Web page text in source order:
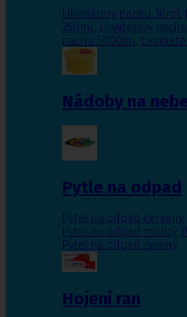
Likvidátory pachu 30ml,
250ml, Likvidátory
pachu 5000ml,
Nádoby na
Pytle na odpad
Pytel na odpad červený,
Pytel na odpad modrý,
Pytel na odpad zelený
Hojení ran